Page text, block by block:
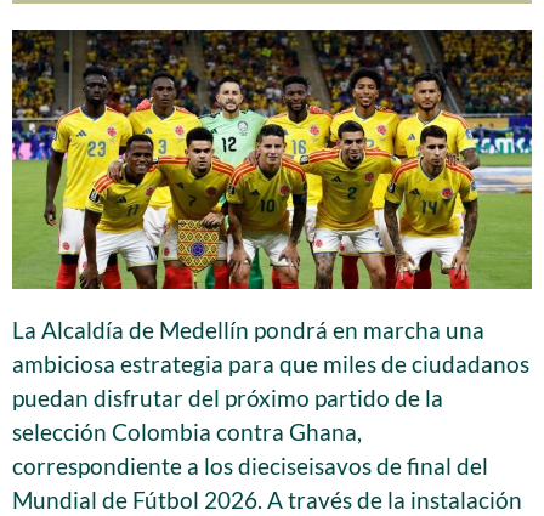
La Alcaldía de Medellín pondrá en marcha una
ambiciosa estrategia para que miles de ciudadanos
puedan disfrutar del próximo partido de la
selección Colombia contra Ghana,
correspondiente a los dieciseisavos de final del
Mundial de Fútbol 2026. A través de la instalación